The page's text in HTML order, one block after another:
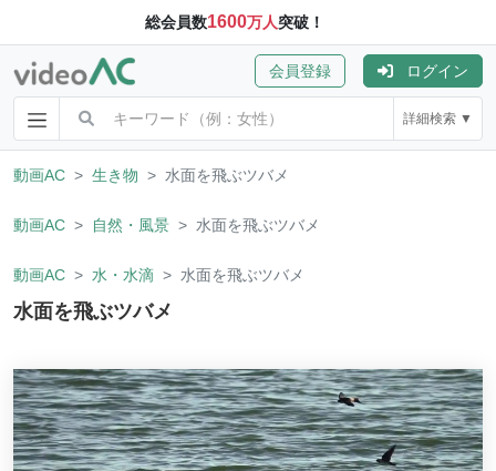
総会員数1600万人突破！
会員登録 ログイン
詳細検索 ▼
動画AC 生き物 水面を飛ぶツバメ
動画AC 自然・風景 水面を飛ぶツバメ
動画AC 水・水滴 水面を飛ぶツバメ
水面を飛ぶツバメ